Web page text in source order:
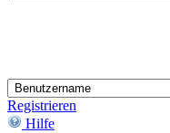
Registrieren
Hilfe